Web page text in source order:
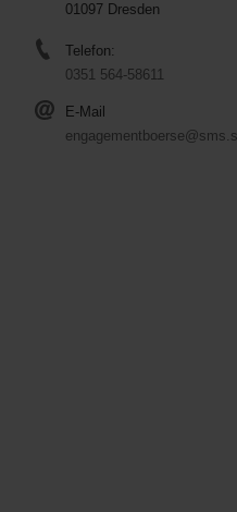
01097 Dresden
Telefon:
0351 564-58611
E-Mail